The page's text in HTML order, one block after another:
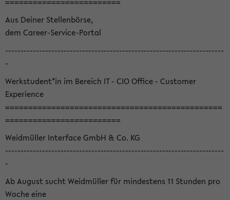
Aus Deiner Stellenbörse,
dem Career-Service-Portal
-----------------------------------------------------------------------
-
Werkstudent*in im Bereich IT - CIO Office - Customer
Experience
===============================================
=========================
Weidmüller Interface GmbH & Co. KG
-----------------------------------------------------------------------
-
Ab August sucht Weidmüller für mindestens 11 Stunden pro
Woche eine